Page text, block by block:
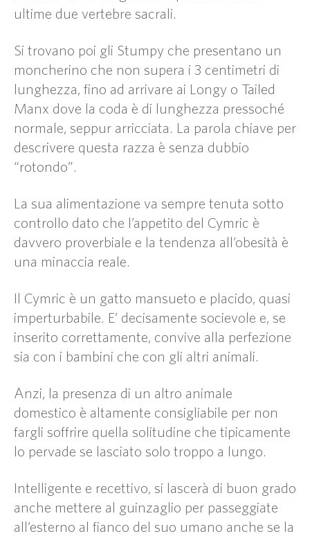
ultime due vertebre sacrali.
Si trovano poi gli Stumpy che presentano un
moncherino che non supera i 3 centimetri di
lunghezza, fino ad arrivare ai Longy o Tailed
Manx dove la coda è di lunghezza pressoché
normale, seppur arricciata. La parola chiave per
descrivere questa razza è senza dubbio
“rotondo”.
La sua alimentazione va sempre tenuta sotto
controllo dato che l’appetito del Cymric è
davvero proverbiale e la tendenza all’obesità è
una minaccia reale.
Il Cymric è un gatto mansueto e placido, quasi
imperturbabile. E’ decisamente socievole e, se
inserito correttamente, convive alla perfezione
sia con i bambini che con gli altri animali.
Anzi, la presenza di un altro animale
domestico è altamente consigliabile per non
fargli soffrire quella solitudine che tipicamente
lo pervade se lasciato solo troppo a lungo.
Intelligente e recettivo, si lascerà di buon grado
anche mettere al guinzaglio per passeggiate
all’esterno al fianco del suo umano anche se la